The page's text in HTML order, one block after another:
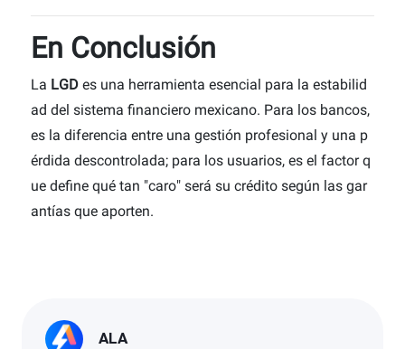
En Conclusión
La LGD es una herramienta esencial para la estabilid
ad del sistema financiero mexicano. Para los bancos,
es la diferencia entre una gestión profesional y una p
érdida descontrolada; para los usuarios, es el factor q
ue define qué tan "caro" será su crédito según las gar
antías que aporten.
ALA